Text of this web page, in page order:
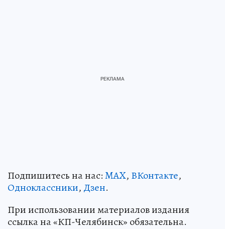
Подпишитесь на нас:MAX, ВКонтакте,
Одноклассники, Дзен.
При использовании материалов издания
ссылка на «КП-Челябинск» обязательна.